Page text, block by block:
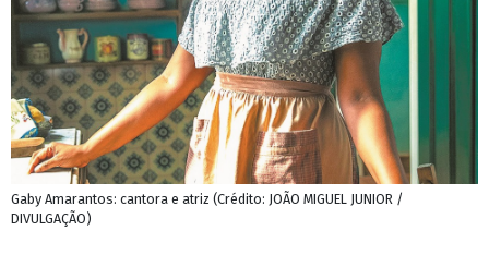
Gaby Amarantos: cantora e atriz (Crédito: JOÃO MIGUEL JUNIOR /
DIVULGAÇÃO)